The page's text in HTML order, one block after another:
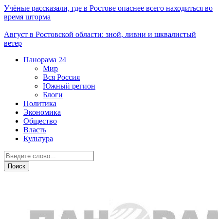
Учёные рассказали, где в Ростове опаснее всего находиться во
время шторма
Август в Ростовской области: зной, ливни и шквалистый
ветер
Панорама 24
Мир
Вся Россия
Южный регион
Блоги
Политика
Экономика
Общество
Власть
Культура